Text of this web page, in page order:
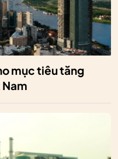
mục tiêu tăng